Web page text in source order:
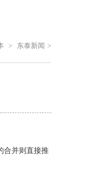
> 东泰新闻 >
合并则直接推